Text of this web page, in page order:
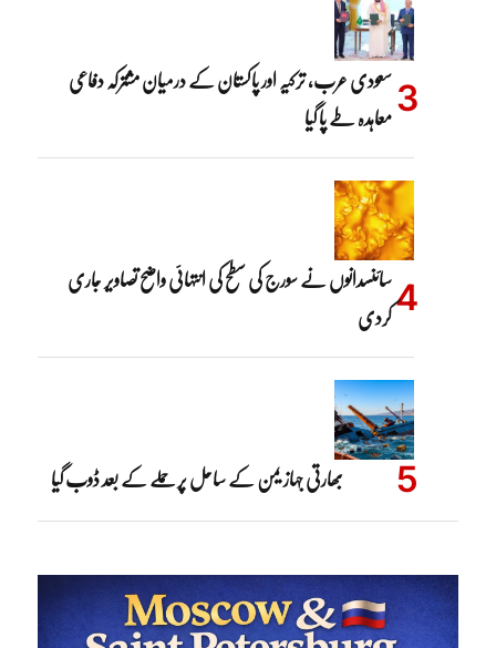
سعودی عرب، ترکیہ اور پاکستان کے درمیان مشترکہ دفاعی
معاہدہ طے پا گیا
سائنسدانوں نے سورج کی سطح کی انتہائی واضح تصاویر جاری
کردی
بھارتی جہاز یمن کے ساحل پر حملے کے بعد ڈوب گیا